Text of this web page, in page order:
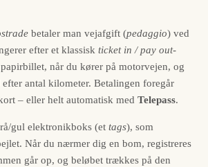
betaler man vejafgift (pedaggio) ved
efter et klassisk ticket in / pay out-
når du kører på motorvejen, og
antal kilometer. Betalingen foregår
– eller helt automatisk med Telepass.
gul elektronikboks (et tags), som
Når du nærmer dig en bom, registreres
går op, og beløbet trækkes på den